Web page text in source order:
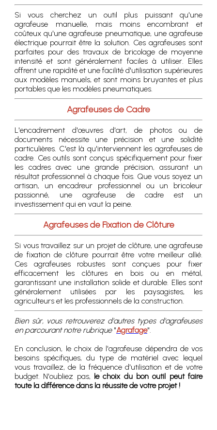
Si vous cherchez un outil plus puissant qu'une
agrafeuse manuelle, mais moins encombrant et
coûteux qu'une agrafeuse pneumatique, une agrafeuse
électrique pourrait être la solution. Ces agrafeuses sont
parfaites pour des travaux de bricolage de moyenne
intensité et sont généralement faciles à utiliser. Elles
offrent une rapidité et une facilité d'utilisation supérieures
aux modèles manuels, et sont moins bruyantes et plus
portables que les modèles pneumatiques.
Agrafeuses de Cadre
L'encadrement d'œuvres d'art, de photos ou de
documents nécessite une précision et une solidité
particulières. C'est là qu'interviennent les agrafeuses de
cadre. Ces outils sont conçus spécifiquement pour fixer
les cadres avec une grande précision, assurant un
résultat professionnel à chaque fois. Que vous soyez un
artisan, un encadreur professionnel ou un bricoleur
passionné, une agrafeuse de cadre est un
investissement qui en vaut la peine.
Agrafeuses de Fixation de Clôture
Si vous travaillez sur un projet de clôture, une agrafeuse
de fixation de clôture pourrait être votre meilleur allié.
Ces agrafeuses robustes sont conçues pour fixer
efficacement les clôtures en bois ou en métal,
garantissant une installation solide et durable. Elles sont
généralement utilisées par les paysagistes, les
agriculteurs et les professionnels de la construction.
Bien sûr, vous retrouverez d'autres types d'agrafeuses
en parcourant notre rubrique"Agrafage".
En conclusion, le choix de l'agrafeuse dépendra de vos
besoins spécifiques, du type de matériel avec lequel
vous travaillez, de la fréquence d'utilisation et de votre
budget. N'oubliez pas, le choix du bon outil peut faire
toute la différence dans la réussite de votre projet !